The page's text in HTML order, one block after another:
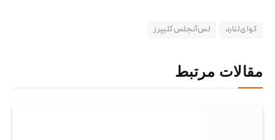
کوای لنارد لس آنجلس کلیپرز
مقالات مرتبط